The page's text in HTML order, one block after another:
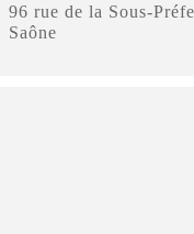
96 rue de la Sous-
Saône